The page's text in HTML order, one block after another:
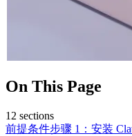
On This Page
12 sections
前提条件步骤 1：安装